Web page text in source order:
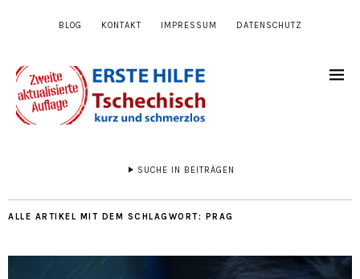
BLOG KONTAKT IMPRESSUM DATENSCHUTZ
SUCHE IN BEITRÄGEN
ALLE ARTIKEL MIT DEM SCHLAGWORT: PRAG